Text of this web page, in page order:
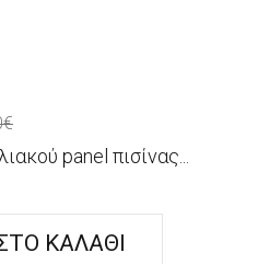
panel πισίνας...
ΚΑΛΆΘΙ